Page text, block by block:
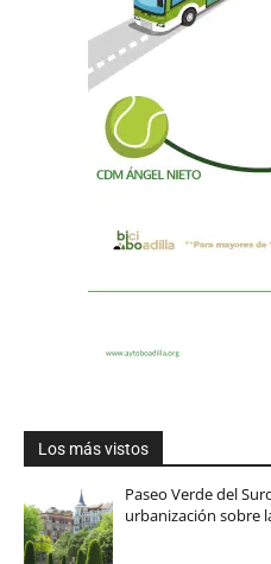
Los más vistos
Paseo Verde del
urbanización sobre